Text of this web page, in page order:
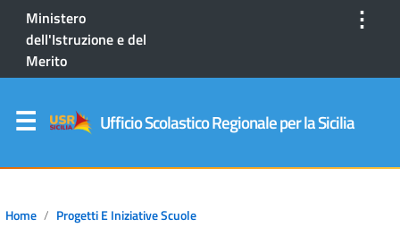
Ministero
dell'Istruzione e del
Merito
⋮
Ufficio Scolastico Regionale per la Sicilia
Home Progetti E Iniziative Scuole